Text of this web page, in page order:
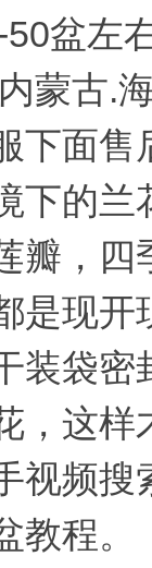
盆左
蒙古.
下面售
下的
瓣，
是现
装袋
，这样
视频
程。